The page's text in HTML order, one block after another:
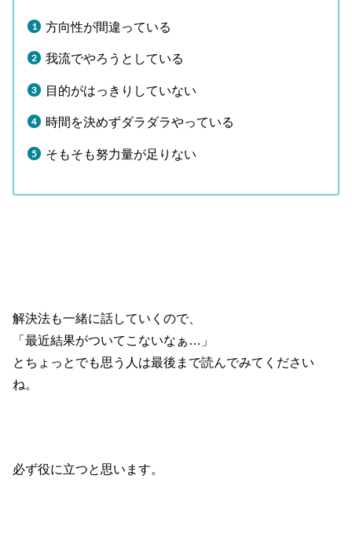
方向性が間違っている
我流でやろうとしている
目的がはっきりしていない
時間を決めずダラダラやっている
そもそも努力量が足りない
解決法も一緒に話していくので、
「最近結果がついてこないなぁ…」
とちょっとでも思う人は最後まで読んでみてください
ね。
必ず役に立つと思います。